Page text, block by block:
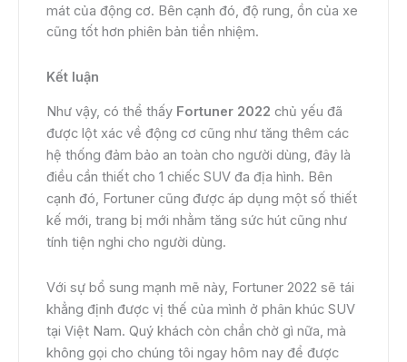
mát của động cơ. Bên cạnh đó, độ rung, ồn của xe
cũng tốt hơn phiên bản tiền nhiệm.
Kết luận
Như vậy, có thể thấy Fortuner 2022 chủ yếu đã
được lột xác về động cơ cũng như tăng thêm các
hệ thống đảm bảo an toàn cho người dùng, đây là
điều cần thiết cho 1 chiếc SUV đa địa hình. Bên
cạnh đó, Fortuner cũng được áp dụng một số thiết
kế mới, trang bị mới nhằm tăng sức hút cũng như
tính tiện nghi cho người dùng.
Với sự bổ sung mạnh mẽ này, Fortuner 2022 sẽ tái
khẳng định được vị thế của mình ở phân khúc SUV
tại Việt Nam. Quý khách còn chần chờ gì nữa, mà
không gọi cho chúng tôi ngay hôm nay để được